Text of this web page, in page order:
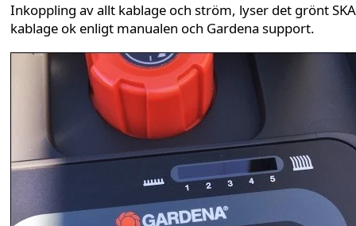
Inkoppling av allt kablage och ström, lyser det grönt
kablage ok enligt manualen och Gardena support.